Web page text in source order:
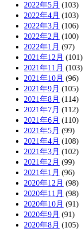
2022年5月 (103)
2022年4月 (103)
2022年3月 (106)
2022年2月 (100)
2022年1月 (97)
2021年12月 (101)
2021年11月 (103)
2021年10月 (96)
2021年9月 (105)
2021年8月 (114)
2021年7月 (112)
2021年6月 (110)
2021年5月 (99)
2021年4月 (108)
2021年3月 (102)
2021年2月 (99)
2021年1月 (96)
2020年12月 (98)
2020年11月 (98)
2020年10月 (91)
2020年9月 (91)
2020年8月 (105)